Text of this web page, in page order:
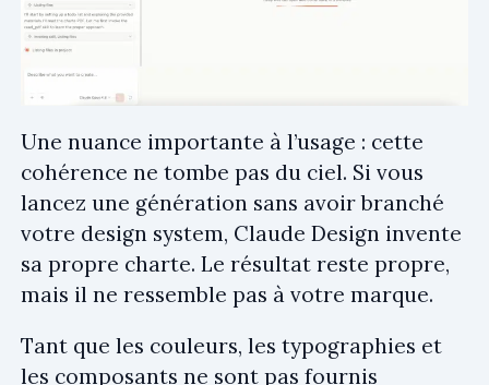
Une nuance importante à l’usage : cette
cohérence ne tombe pas du ciel. Si vous
lancez une génération sans avoir branché
votre design system, Claude Design invente
sa propre charte. Le résultat reste propre,
mais il ne ressemble pas à votre marque.
Tant que les couleurs, les typographies et
les composants ne sont pas fournis